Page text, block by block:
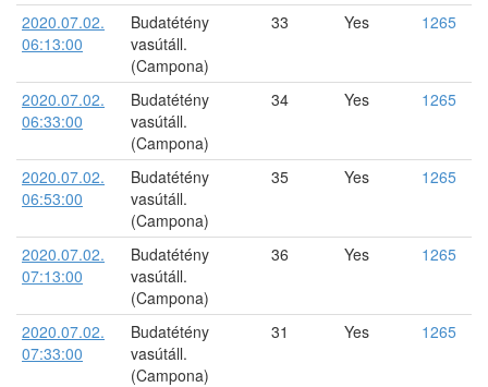
2020.07.02.
06:13:00
Budatétény
vasútáll.
(Campona)
33 Yes 1265
2020.07.02.
06:33:00
Budatétény
vasútáll.
(Campona)
34 Yes 1265
2020.07.02.
06:53:00
Budatétény
vasútáll.
(Campona)
35 Yes 1265
2020.07.02.
07:13:00
Budatétény
vasútáll.
(Campona)
36 Yes 1265
2020.07.02.
07:33:00
Budatétény
vasútáll.
(Campona)
31 Yes 1265